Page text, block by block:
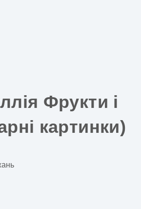
Фрукти і
картинки)